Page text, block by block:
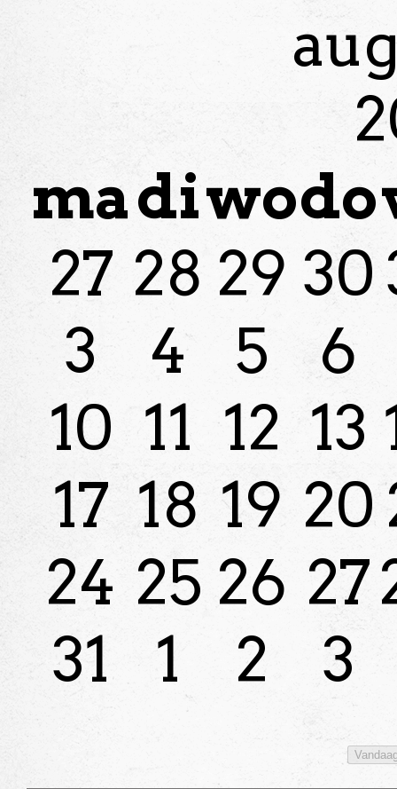
madiwodo
27 28 29 30
3
4 5
6
10 11 12 13
17 18 19 20
24 25 26 27
31
1 2 3